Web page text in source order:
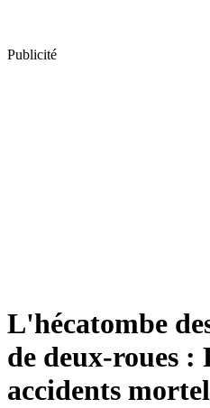
Publicité
L'hécatombe
de deux-roues :
accidents